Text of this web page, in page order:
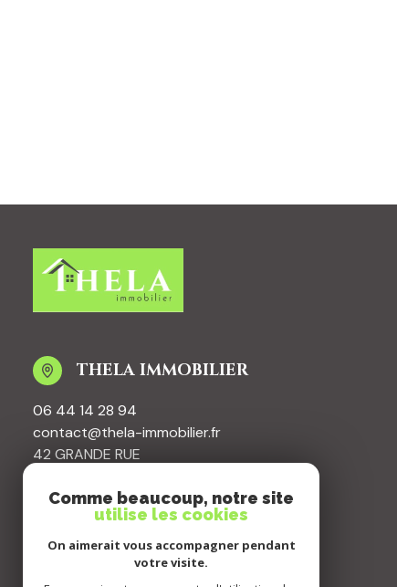
THELA IMMOBILIER
06 44 14 28 94
contact@thela-immobilier.fr
42 GRANDE RUE
RESTONS CONNECTÃ©S
Comme beaucoup, notre site
utilise les cookies
On aimerait vous accompagner pendant
votre visite.